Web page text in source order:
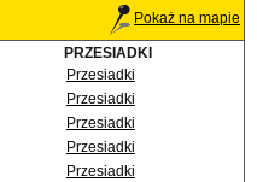
Pokaż na mapie
PRZESIADKI
Przesiadki
Przesiadki
Przesiadki
Przesiadki
Przesiadki